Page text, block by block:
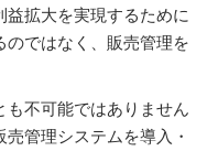
益拡大を実現するために
ではなく、販売管理を
不可能ではありません
管理システムを導入・